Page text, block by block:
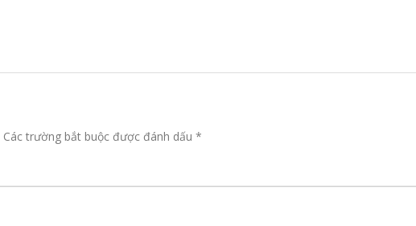
Các trường bắt buộc được đánh dấu *